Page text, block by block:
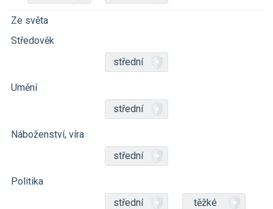
Ze světa
Středověk
střední
Umění
střední
Náboženství, víra
střední
Politika
střední
těžké